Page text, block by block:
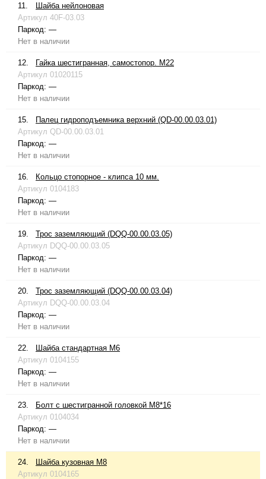
11.
Шайба нейлоновая
Артикул 40F-03.03
Паркод: —
Нет в наличии
12.
Гайка шестигранная, самостопор. М22
Артикул 01020115
Паркод: —
Нет в наличии
15.
Палец гидроподъемника верхний (QD-00.00.03.01)
Артикул QD-00.00.03.01
Паркод: —
Нет в наличии
16.
Кольцо стопорное - клипса 10 мм.
Артикул 0104183
Паркод: —
Нет в наличии
19.
Трос заземляющий (DQQ-00.00.03.05)
Артикул DQQ-00.00.03.05
Паркод: —
Нет в наличии
20.
Трос заземляющий (DQQ-00.00.03.04)
Артикул DQQ-00.00.03.04
Паркод: —
Нет в наличии
22.
Шайба стандартная М6
Артикул 0104155
Паркод: —
Нет в наличии
23.
Болт с шестигранной головкой М8*16
Артикул 0104034
Паркод: —
Нет в наличии
24.
Шайба кузовная М8
Артикул 0104165